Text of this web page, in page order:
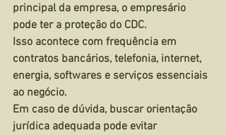
principal da empresa, o empresário
pode ter a proteção do CDC.
Isso acontece com frequência em
contratos bancários, telefonia, internet,
energia, softwares e serviços essenciais
ao negócio.
Em caso de dúvida, buscar orientação
jurídica adequada pode evitar